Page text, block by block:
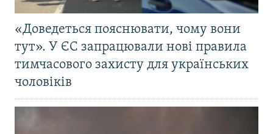
«Доведеться пояснювати, чому вони
тут». У ЄС запрацювали нові правила
тимчасового захисту для українських
чоловіків